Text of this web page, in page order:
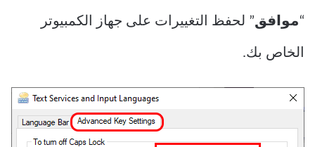
“موافق” لحفظ التغييرات على جهاز الكمبيوتر
الخاص بك.